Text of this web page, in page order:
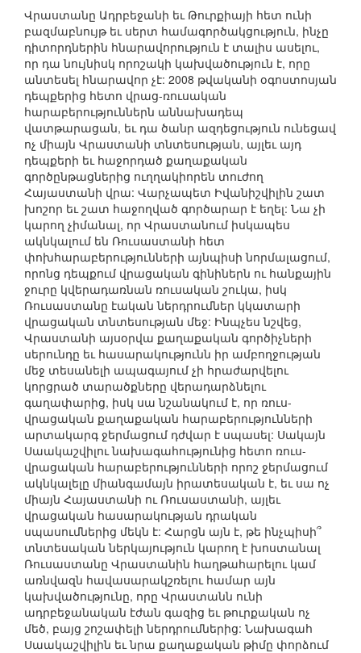
Վրաստանը Ադրբեջանի եւ Թուրքիայի հետ ունի
բազմաբնույթ եւ սերտ համագործակցություն, ինչը
դիտորդներին հնարավորություն է տալիս ասելու,
որ դա նույնիսկ որոշակի կախվածություն է, որը
անտեսել հնարավոր չէ: 2008 թվականի օգոստոսյան
դեպքերից հետո վրաց-ռուսական
հարաբերություններն աննախադեպ
վատթարացան, եւ դա ծանր ազդեցություն ունեցավ
ոչ միայն Վրաստանի տնտեսության, այլեւ այդ
դեպքերի եւ հաջորդած քաղաքական
գործընթացներից ուղղակիորեն տուժող
Հայաստանի վրա: Վարչապետ Իվանիշվիլին շատ
խոշոր եւ շատ հաջողված գործարար է եղել: Նա չի
կարող չիմանալ, որ Վրաստանում իսկապես
ակնկալում են Ռուսաստանի հետ
փոխհարաբերությունների այնպիսի նորմալացում,
որոնց դեպքում վրացական գինիներն ու հանքային
ջուրը կվերադառնան ռուսական շուկա, իսկ
Ռուսաստանը էական ներդրումներ կկատարի
վրացական տնտեսության մեջ: Ինպչես նշվեց,
Վրաստանի այսօրվա քաղաքական գործիչների
սերունդը եւ հասարակությունն իր ամբողջության
մեջ տեսանելի ապագայում չի հրաժարվելու
կորցրած տարածքները վերադարձնելու
գաղափարից, իսկ սա նշանակում է, որ ռուս-
վրացական քաղաքական հարաբերությունների
արտակարգ ջերմացում դժվար է սպասել: Սակայն
Սաակաշվիլու նախագահությունից հետո ռուս-
վրացական հարաբերությունների որոշ ջերմացում
ակնկալելը միանգամայն իրատեսական է, եւ սա ոչ
միայն Հայաստանի ու Ռուսաստանի, այլեւ
վրացական հասարակության դրական
սպասումներից մեկն է: Հարցն այն է, թե ինչպիսի՞
տնտեսական ներկայություն կարող է խոստանալ
Ռուսաստանը Վրաստանին հաղթահարելու կամ
առնվազն հավասարակշռելու համար այն
կախվածությունը, որը Վրաստանն ունի
ադրբեջանական էժան գազից եւ թուրքական ոչ
մեծ, բայց շոշափելի ներդրումներից: Նախագահ
Սաակաշվիլին եւ նրա քաղաքական թիմը փորձում